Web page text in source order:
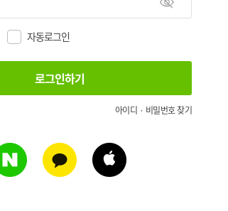
자동로그인
아이디 · 비밀번호 찾기